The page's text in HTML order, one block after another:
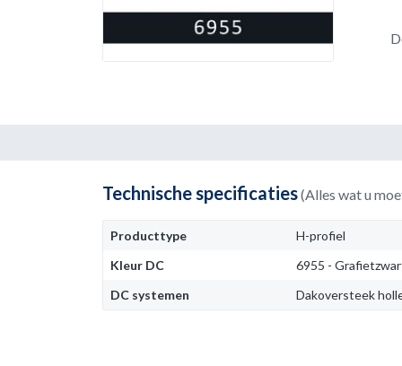
Technische specificaties(Alles wat u
Producttype
H-profiel
Kleur DC
6955 -
DC systemen
Dakoversteek